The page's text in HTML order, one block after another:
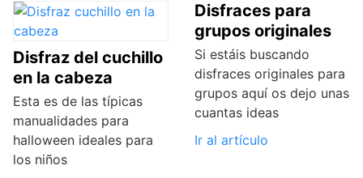
Disfraz del cuchillo
en la cabeza
Esta es de las típicas
manualidades para
halloween ideales para
los niños
Disfraces para
grupos originales
Si estáis buscando
disfraces originales para
grupos aquí os dejo unas
cuantas ideas
Ir al artículo